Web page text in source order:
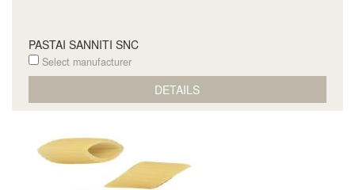
PASTAI SANNITI SNC
Select manufacturer
DETAILS